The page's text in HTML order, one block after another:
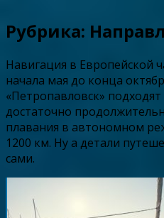
Рубрика:
Навигация в Европейской
начала мая до конца
«Петропавловск»
достаточно
плавания в автономном
1200 км. Ну а детали
сами.